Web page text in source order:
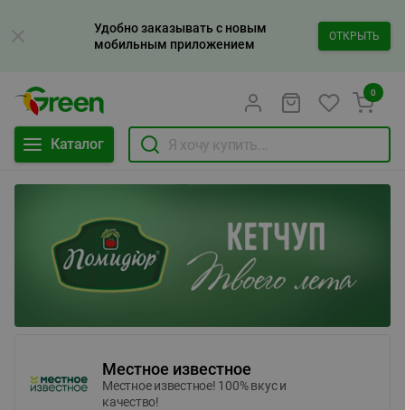
Удобно заказывать с новым
мобильным приложением
ОТКРЫТЬ
Каталог
0
Местное известное
Местное известное! 100% вкус и
качество!